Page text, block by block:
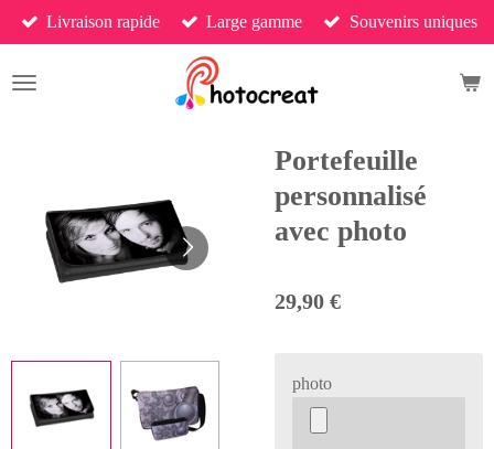
Passer
au
contenu
Livraison rapide Large gamme Souvenirs uniques
Portefeuille
personnalisé
avec photo
29,90 €
photo